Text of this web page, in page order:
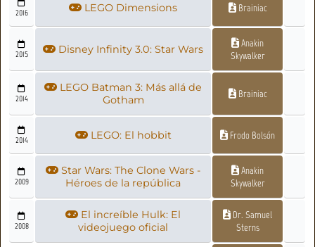
2016 LEGO Dimensions Brainiac
2015 Disney Infinity 3.0: Star Wars
Anakin
Skywalker
2014
LEGO Batman 3: Más allá de
Gotham
Brainiac
2014 LEGO: El hobbit Frodo Bolsón
2009
Star Wars: The Clone Wars -
Héroes de la república
Anakin
Skywalker
2008
El increíble Hulk: El
videojuego oficial
Dr. Samuel
Sterns